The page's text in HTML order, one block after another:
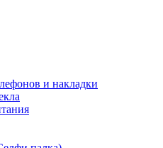
и накладки